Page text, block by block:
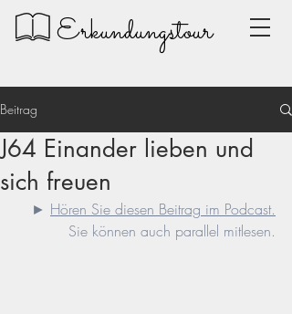
Erkundungstour
Beitrag
J64 Einander lieben und
sich freuen
► Hören Sie diesen Beitrag im Podcast.
Sie können auch parallel mitlesen.